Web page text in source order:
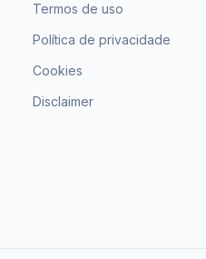
Termos de uso
Política de privacidade
Cookies
Disclaimer